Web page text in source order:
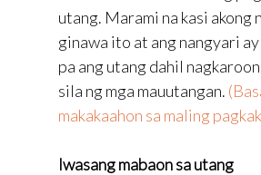
utang. Marami na kasi akong
ginawa ito at ang nangyari ay
pa ang utang dahil nagkaroon
sila ng mga mauutangan.
makakaahon sa maling
Iwasang mabaon sa utang